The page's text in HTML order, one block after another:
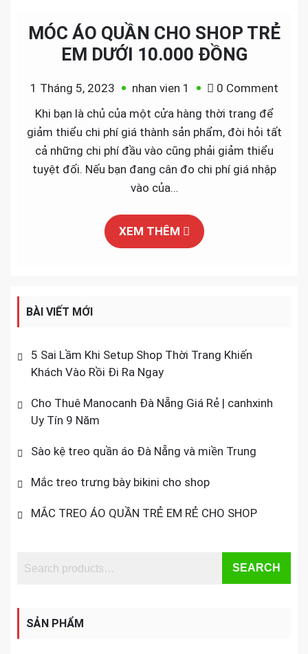
MÓC ÁO QUẦN CHO SHOP TRẺ
EM DƯỚI 10.000 ĐỒNG
1 Tháng 5, 2023 nhan vien 1 0 Commenton
ÁO
Khi bạn là chủ của một cửa hàng thời trang để
giảm thiểu chi phí giá thành sản phẩm, đòi hỏi tất
cả những chi phí đầu vào cũng phải giảm thiểu
tuyệt đối. Nếu bạn đang cân đo chi phí giá nhập
vào của…
XEM THÊM
BÀI VIẾT MỚI
5 Sai Lầm Khi Setup Shop Thời Trang Khiến
Khách Vào Rồi Đi Ra Ngay
Cho Thuê Manocanh Đà Nẵng Giá Rẻ | canhxinh
Uy Tín 9 Năm
Sào kệ treo quần áo Đà Nẵng và miền Trung
Mắc treo trưng bày bikini cho shop
MẮC TREO ÁO QUẦN TRẺ EM RẺ CHO SHOP
SEARCH
SẢN PHẨM